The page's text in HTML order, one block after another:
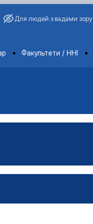
Для людей з вадами зору
Факультети / ННІ